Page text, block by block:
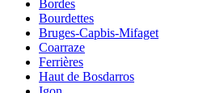
Bordes
Bourdettes
Bruges-Capbis-Mifaget
Coarraze
Ferrières
Haut de Bosdarros